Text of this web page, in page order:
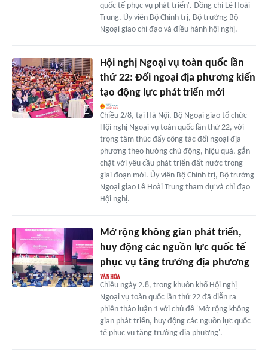
quốc tế phục vụ phát triển'. Đồng chí Lê Hoài
Trung, Ủy viên Bộ Chính trị, Bộ trưởng Bộ
Ngoại giao chỉ đạo và điều hành hội nghị.
Hội nghị Ngoại vụ toàn quốc lần
thứ 22: Đối ngoại địa phương kiến
tạo động lực phát triển mới
Chiều 2/8, tại Hà Nội, Bộ Ngoại giao tổ chức
Hội nghị Ngoại vụ toàn quốc lần thứ 22, với
trọng tâm thúc đẩy công tác đối ngoại địa
phương theo hướng chủ động, hiệu quả, gắn
chặt với yêu cầu phát triển đất nước trong
giai đoạn mới. Ủy viên Bộ Chính trị, Bộ trưởng
Ngoại giao Lê Hoài Trung tham dự và chỉ đạo
Hội nghị.
Mở rộng không gian phát triển,
huy động các nguồn lực quốc tế
phục vụ tăng trưởng địa phương
Chiều ngày 2.8, trong khuôn khổ Hội nghị
Ngoại vụ toàn quốc lần thứ 22 đã diễn ra
phiên thảo luận 1 với chủ đề 'Mở rộng không
gian phát triển, huy động các nguồn lực quốc
tế phục vụ tăng trưởng địa phương'.